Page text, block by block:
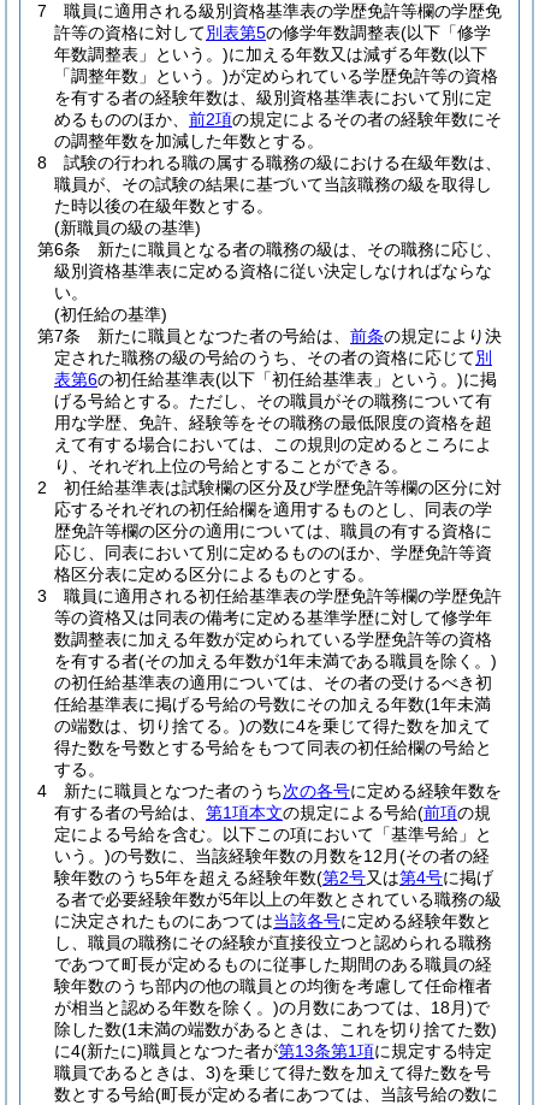
7
職員に適用される級別資格基準表の学歴免許等欄の学歴免
許等の資格に対して別表第5の修学年数調整表(以下「修学
年数調整表」という。)に加える年数又は減ずる年数(以下
「調整年数」という。)が定められている学歴免許等の資格
を有する者の経験年数は、級別資格基準表において別に定
めるもののほか、 前2項の規定によるその者の経験年数にそ
の調整年数を加減した年数とする。
8
試験の行われる職の属する職務の級における在級年数は、
職員が、その試験の結果に基づいて当該職務の級を取得し
た時以後の在級年数とする。
(新職員の級の基準)
第6条
新たに職員となる者の職務の級は、その職務に応じ、
級別資格基準表に定める資格に従い決定しなければならな
い。
(初任給の基準)
第7条
新たに職員となつた者の号給は、 前条の規定により決
定された職務の級の号給のうち、その者の資格に応じて別
表第6の初任給基準表(以下「初任給基準表」という。)に掲
げる号給とする。 ただし、その職員がその職務について有
用な学歴、免許、経験等をその職務の最低限度の資格を超
えて有する場合においては、この規則の定めるところによ
り、それぞれ上位の号給とすることができる。
2
初任給基準表は試験欄の区分及び学歴免許等欄の区分に対
応するそれぞれの初任給欄を適用するものとし、同表の学
歴免許等欄の区分の適用については、職員の有する資格に
応じ、同表において別に定めるもののほか、学歴免許等資
格区分表に定める区分によるものとする。
3
職員に適用される初任給基準表の学歴免許等欄の学歴免許
等の資格又は同表の備考に定める基準学歴に対して修学年
数調整表に加える年数が定められている学歴免許等の資格
を有する者(その加える年数が1年未満である職員を除く。)
の初任給基準表の適用については、その者の受けるべき初
任給基準表に掲げる号給の号数にその加える年数(1年未満
の端数は、切り捨てる。)の数に4を乗じて得た数を加えて
得た数を号数とする号給をもつて同表の初任給欄の号給と
する。
4
新たに職員となつた者のうち次の各号に定める経験年数を
有する者の号給は、 第1項本文の規定による号給(前項の規
定による号給を含む。以下この項において「基準号給」と
いう。)の号数に、当該経験年数の月数を12月(その者の経
験年数のうち5年を超える経験年数(第2号又は第4号に掲げ
る者で必要経験年数が5年以上の年数とされている職務の級
に決定されたものにあつては当該各号に定める経験年数と
し、職員の職務にその経験が直接役立つと認められる職務
であつて町長が定めるものに従事した期間のある職員の経
験年数のうち部内の他の職員との均衡を考慮して任命権者
が相当と認める年数を除く。)の月数にあつては、18月)で
除した数(1未満の端数があるときは、これを切り捨てた数)
に4(新たに)職員となつた者が第13条第1項に規定する特定
職員であるときは、3)を乗じて得た数を加えて得た数を号
数とする号給(町長が定める者にあつては、当該号給の数に